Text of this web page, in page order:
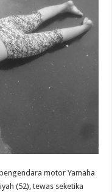
motor Yamaha
(52), tewas seketika